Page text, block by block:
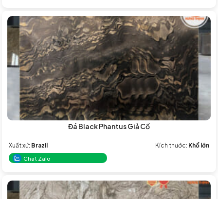
Đá Black Phantus Giả Cổ
Xuất xứ: Brazil Kích thước: Khổ lớn
Chat Zalo